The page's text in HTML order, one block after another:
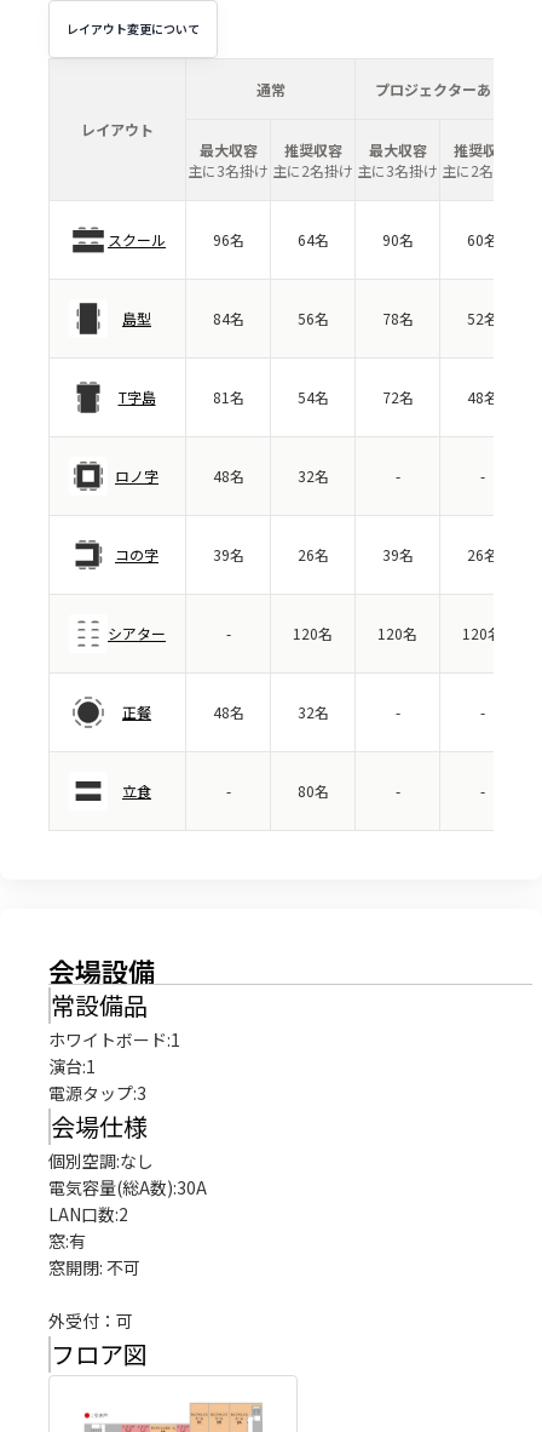
レイアウト変更について
レイアウト
通常 プロジェクターあり
最大収容
主に3名掛け
推奨収容
主に2名掛け
最大収容
主に3名掛け
推奨収容
主に2名掛け
スクール 96名 64名 90名 60名
島型 84名 56名 78名 52名
T字島 81名 54名 72名 48名
ロノ字 48名 32名 - -
コの字 39名 26名 39名 26名
シアター - 120名 120名 120名
正餐 48名 32名 - -
立食 - 80名 - -
会場設備
常設備品
ホワイトボード:1
演台:1
電源タップ:3
会場仕様
個別空調:なし
電気容量(総A数):30A
LAN口数:2
窓:有
窓開閉: 不可
外受付：可
フロア図